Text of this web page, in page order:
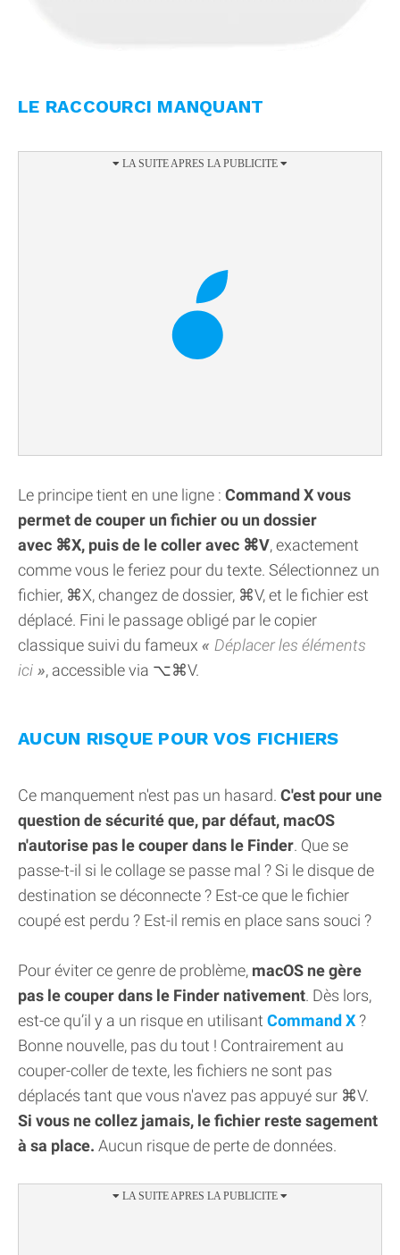
LE RACCOURCI MANQUANT
Le principe tient en une ligne : Command X vous
permet de couper un fichier ou un dossier
avec ⌘X, puis de le coller avec ⌘V, exactement
comme vous le feriez pour du texte. Sélectionnez un
fichier, ⌘X, changez de dossier, ⌘V, et le fichier est
déplacé. Fini le passage obligé par le copier
classique suivi du fameux
Déplacer les éléments
ici
, accessible via ⌥⌘V.
AUCUN RISQUE POUR VOS FICHIERS
Ce manquement n'est pas un hasard. C'est pour une
question de sécurité que, par défaut, macOS
n'autorise pas le couper dans le Finder. Que se
passe-t-il si le collage se passe mal ? Si le disque de
destination se déconnecte ? Est-ce que le fichier
coupé est perdu ? Est-il remis en place sans souci ?
Pour éviter ce genre de problème, macOS ne gère
pas le couper dans le Finder nativement. Dès lors,
est-ce qu’il y a un risque en utilisant Command X?
Bonne nouvelle, pas du tout ! Contrairement au
couper-coller de texte, les fichiers ne sont pas
déplacés tant que vous n'avez pas appuyé sur ⌘V.
Si vous ne collez jamais, le fichier reste sagement
à sa place. Aucun risque de perte de données.